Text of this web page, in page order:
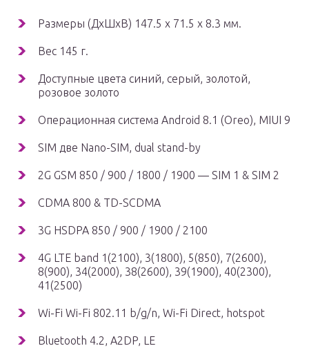
Размеры (ДxШxВ) 147.5 x 71.5 x 8.3 мм.
Вес 145 г.
Доступные цвета синий, серый, золотой,
розовое золото
Операционная система Android 8.1 (Oreo), MIUI 9
SIM две Nano-SIM, dual stand-by
2G GSM 850 / 900 / 1800 / 1900 — SIM 1 & SIM 2
CDMA 800 & TD-SCDMA
3G HSDPA 850 / 900 / 1900 / 2100
4G LTE band 1(2100), 3(1800), 5(850), 7(2600),
8(900), 34(2000), 38(2600), 39(1900), 40(2300),
41(2500)
Wi-Fi Wi-Fi 802.11 b/g/n, Wi-Fi Direct, hotspot
Bluetooth 4.2, A2DP, LE